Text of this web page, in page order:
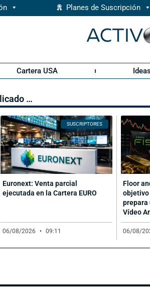
Planes de Suscripción
Cartera USA
…
SUSCRIPTORES
Euronext: Venta parcial
ejecutada en la Cartera EURO
06/08/2026 09:11
Floor
objetivo
prepara
Vídeo
06/08/